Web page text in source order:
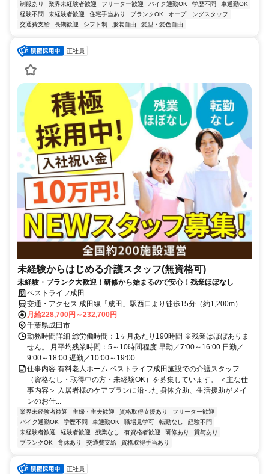
制服あり 業界未経験者歓迎 フリーター歓迎 バイク通勤OK 学歴不問
車通勤OK
経験不問
未経験者歓迎 住宅手当あり ブランクOK
オープニングスタッフ
交通費支給
長期歓迎 シフト制 服装自由 髪型・髪色自由
正社員
未経験からはじめる介護スタッフ(無資格可)
未経験・ブランク大歓迎！研修から始まるので安心！残業ほぼなし
ベストライフ成田
交通・アクセス 成田線「成田」駅西口より徒歩15分（約1,200m）
月給228,700円～232,700円
千葉県成田市
勤務時間詳細 総労働時間：1ヶ月あたり190時間 ※残業はほぼありま
せん。 月平均残業時間：5～10時間程度 早勤／7:00～16:00 日勤／
9:00～18:00 遅勤／10:00～19:00 ...
仕事内容 有料老人ホーム ベストライフ成田施設での介護スタッフ
（資格なし・取得中の方・未経験OK）を募集しています。 ＜主な仕
事内容＞ 入居者様のケアプランに沿った 身体介助、生活援助がメイ
ンのお仕...
業界未経験者歓迎 主婦・主夫歓迎 資格取得支援あり
フリーター歓迎
バイク通勤OK
学歴不問 車通勤OK 職場見学可 転勤なし
経験不問
未経験者歓迎
経験者歓迎 残業なし 有資格者歓迎 研修あり
賞与あり
ブランクOK
育休あり 交通費支給 資格取得手当あり
正社員